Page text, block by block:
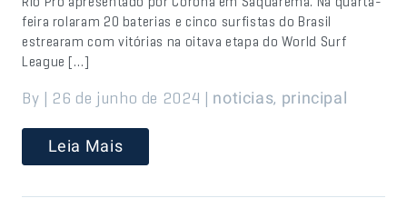
feira rolaram 20 baterias e cinco surfistas do Brasil
estrearam com vitórias na oitava etapa do World Surf
League […]
By | 26 de junho de 2024 | noticias, principal
Leia Mais